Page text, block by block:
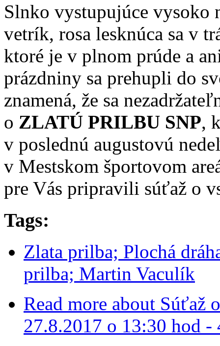
Slnko vystupujúce vysoko
vetrík, rosa lesknúca sa v
ktoré je v plnom prúde a
prázdniny sa prehupli do
znamená, že sa
o ZLATÚ PRILBU SNP,
v poslednú augustovú
v Mestskom športovom
pre Vás pripravili súťaž o
Tags:
Zlata prilba; Plochá
prilba; Martin Vaculík
Read more about Súťaž
27.8.2017 o 13:30 hod